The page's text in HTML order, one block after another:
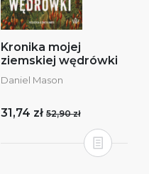
Kronika mojej
ziemskiej wędrówki
Daniel Mason
31,74 zł 52,90 zł